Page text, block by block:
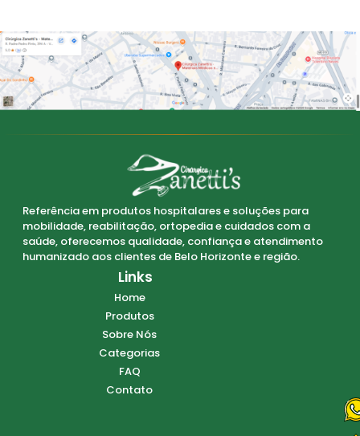
Referência em produtos hospitalares e soluções para
mobilidade, reabilitação, ortopedia e cuidados com a
saúde, oferecemos qualidade, confiança e atendimento
humanizado aos clientes de Belo Horizonte e região.
Links
Home
Produtos
Sobre Nós
Categorias
FAQ
Contato